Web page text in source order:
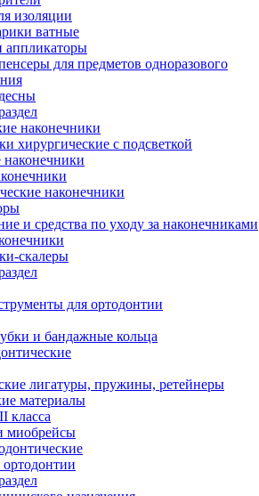
изоляции
ватные
аппликаторы
для предметов одноразового
наконечники
хирургические с подсветкой
наконечники
и средства по уходу за наконечниками
скалеры
для ортодонтии
и бандажные кольца
лигатуры, пружины, ретейнеры
материалы
класса
миобрейсы